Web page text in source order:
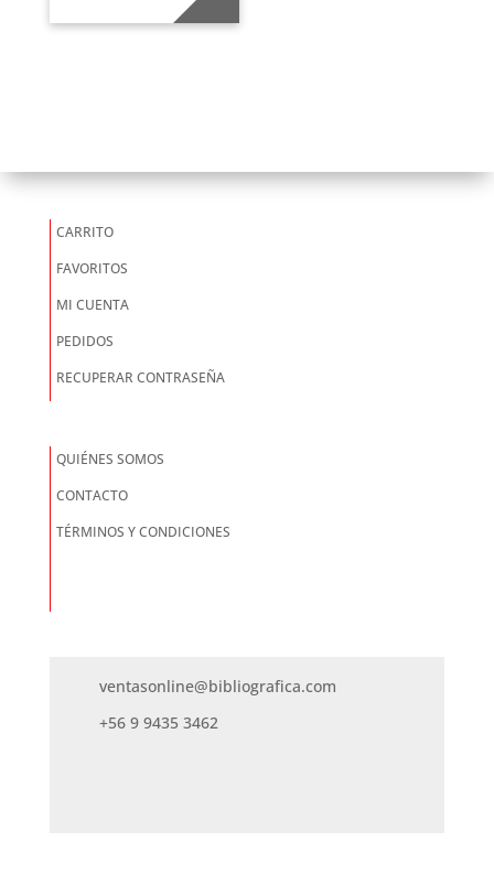
CARRITO
FAVORITOS
MI CUENTA
PEDIDOS
RECUPERAR CONTRASEÑA
QUIÉNES SOMOS
CONTACTO
TÉRMINOS Y CONDICIONES
ventasonline@bibliografica.com
+56 9 9435 3462